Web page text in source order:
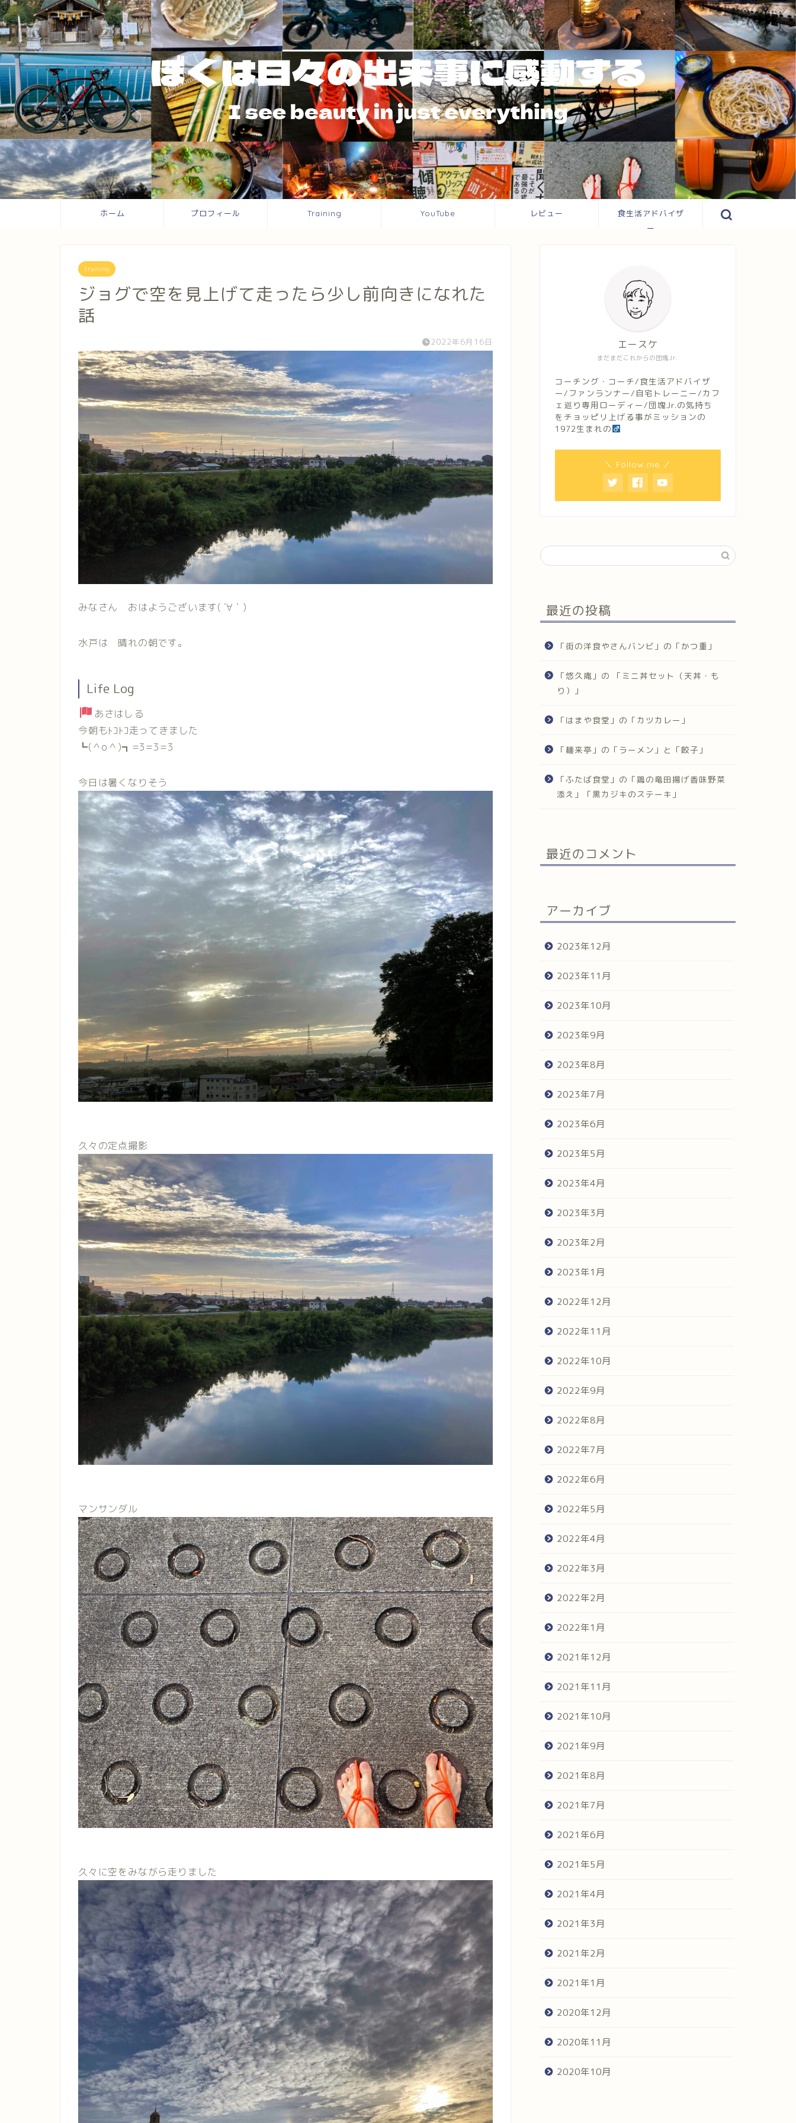
ホーム プロフィール Training YouTube レビュー
食生活アドバイザ
ー
training
ジョグで空を見上げて走ったら少し前向きになれた
話
2022年6月16日
みなさん おはようございます( ´∀｀)
水戸は 晴れの朝です。
Life Log
あさはしる
今朝もﾄｺﾄｺ走ってきました
┗(＾o＾)┓=3=3=3
今日は暑くなりそう
久々の定点撮影
マンサンダル
久々に空をみながら走りました
まだまだこれからの団塊Jr.
エースケ
コーチング・コーチ/食生活アドバイザ
ー/ファンランナー/自宅トレーニー/カフ
ェ巡り専用ローディー/団塊Jr.の気持ち
をチョッピリ上げる事がミッションの
1972生まれの
＼ Follow me ／
最近の投稿
「街の洋食やさんバンビ」の「かつ重」
「悠久庵」の 「ミニ丼セット（天丼・も
り）」
「はまや食堂」の「カツカレー」
「麺来亭」の「ラーメン」と「餃子」
「ふたば食堂」の「鶏の竜田揚げ香味野菜
添え」「黒カジキのステーキ」
最近のコメント
アーカイブ
2023年12月
2023年11月
2023年10月
2023年9月
2023年8月
2023年7月
2023年6月
2023年5月
2023年4月
2023年3月
2023年2月
2023年1月
2022年12月
2022年11月
2022年10月
2022年9月
2022年8月
2022年7月
2022年6月
2022年5月
2022年4月
2022年3月
2022年2月
2022年1月
2021年12月
2021年11月
2021年10月
2021年9月
2021年8月
2021年7月
2021年6月
2021年5月
2021年4月
2021年3月
2021年2月
2021年1月
2020年12月
2020年11月
2020年10月